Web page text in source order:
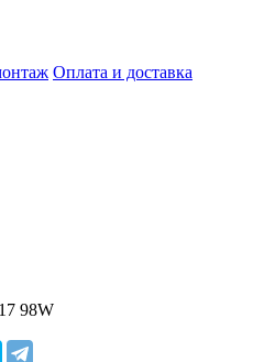
Оплата и доставка
98W